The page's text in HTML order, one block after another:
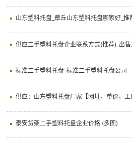
山东塑料托盘_章丘山东塑料托盘哪家好_推荐
供应二手塑料托盘企业联系方式(推荐)_出售二手塑料
标准二手塑料托盘_标准二手塑料托盘公司
供应：山东塑料托盘厂家【网址，单价，工
泰安货架二手塑料托盘企业价格 (多图)